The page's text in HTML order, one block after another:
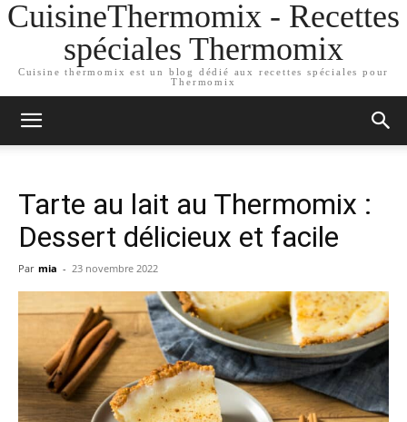
CuisineThermomix - Recettes
spéciales Thermomix
Cuisine thermomix est un blog dédié aux recettes spéciales pour
Thermomix
Tarte au lait au Thermomix :
Dessert délicieux et facile
Par mia - 23 novembre 2022